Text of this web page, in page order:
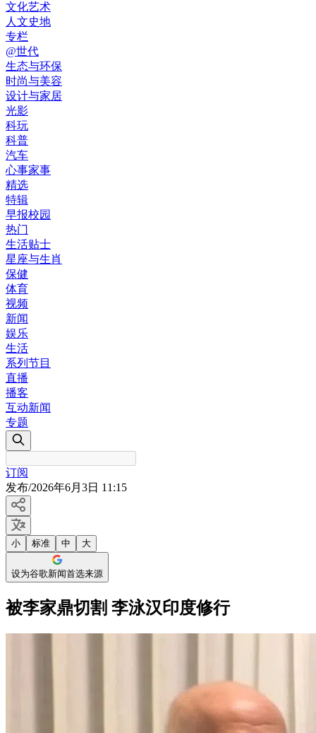
文化艺术
人文史地
专栏
@世代
生态与环保
时尚与美容
设计与家居
光影
科玩
科普
汽车
心事家事
精选
特辑
早报校园
热门
生活贴士
星座与生肖
保健
体育
视频
新闻
娱乐
生活
系列节目
直播
播客
互动新闻
专题
订阅
发布/2026年6月3日 11:15
小 标准 中 大
设为谷歌新闻首选来源
被李家鼎切割 李泳汉印度修行